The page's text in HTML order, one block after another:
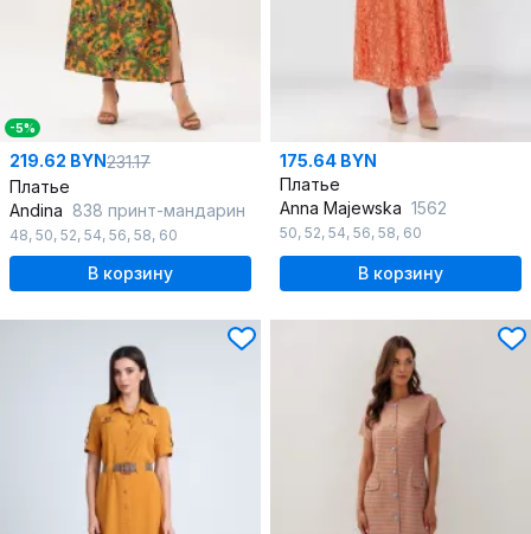
-5%
219.62 BYN231.17
Платье
Andina 838 принт-мандарин
48, 50, 52, 54, 56, 58, 60
В корзину
175.64 BYN
Платье
Anna Majewska 1562
50, 52, 54, 56, 58, 60
В корзину